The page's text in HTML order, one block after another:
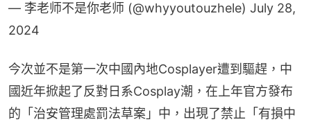
— 李老师不是你老师 (@whyyoutouzhele) July 28,
2024
今次並不是第一次中國內地Cosplayer遭到驅趕，中
國近年掀起了反對日系Cosplay潮，在上年官方發布
的「治安管理處罰法草案」中，出現了禁止「有損中